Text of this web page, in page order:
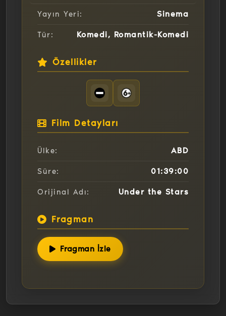
Yayın Yeri: Sinema
Tür: Komedi, Romantik-Komedi
Özellikler
Film Detayları
Ülke: ABD
Süre: 01:39:00
Orijinal Adı: Under the Stars
Fragman
Fragman İzle